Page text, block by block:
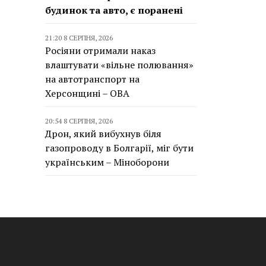
будинок та авто, є поранені
21:20 8 СЕРПНЯ, 2026
Росіяни отримали наказ
влаштувати «вільне полювання»
на автотранспорт на
Херсонщині – ОВА
20:54 8 СЕРПНЯ, 2026
Дрон, який вибухнув біля
газопроводу в Болгарії, міг бути
українським – Міноборони